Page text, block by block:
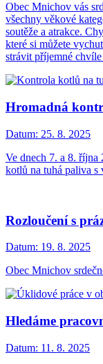
Obec Mnichov vás
všechny věkové
soutěže a atrakce.
které si můžete
strávit příjemné
Hromadná
Datum: 25. 8. 2025
Ve dnech 7. a 8. října
kotlů na tuhá paliva s
Rozloučení s
Datum: 19. 8. 2025
Obec Mnichov
Hledáme
Datum: 11. 8. 2025